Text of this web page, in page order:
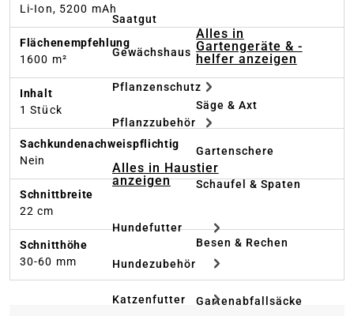
Saatgut
Gewächshaus
Pflanzenschutz
Pflanzzubehör
Alles in Haustier
anzeigen
Hundefutter
Hundezubehör
Katzenfutter
Alles in
Gartengeräte & -
helfer anzeigen
Säge & Axt
Gartenschere
Schaufel & Spaten
Besen & Rechen
Gartenabfallsäcke
Li-Ion, 5200 mAh
Flächenempfehlung
1600 m²
Inhalt
1 Stück
Sachkundenachweispflichtig
Nein
Schnittbreite
22 cm
Schnitthöhe
30-60 mm